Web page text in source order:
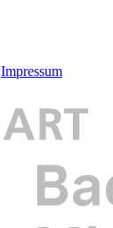
Impressum